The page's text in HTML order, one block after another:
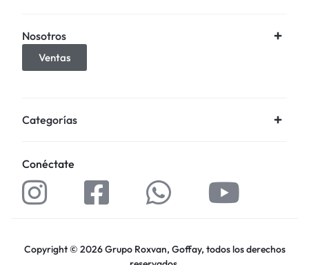
Nosotros
Ventas
Categorías
Conéctate
Copyright © 2026 Grupo Roxvan, Goffay, todos los derechos